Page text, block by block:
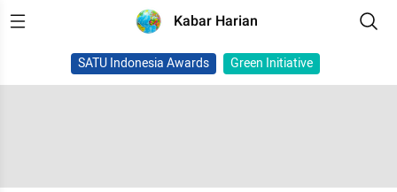
Kabar Harian
SATU Indonesia Awards Green Initiative